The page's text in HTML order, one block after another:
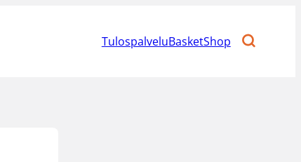
TulospalveluBasketShop